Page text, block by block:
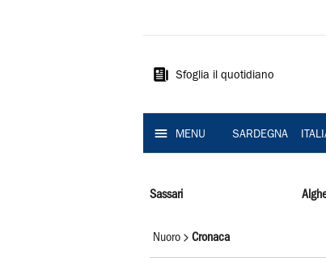
Sardegna
Sfoglia il quotidiano
MENU SARDEGNA
Sassari
Nuoro Cronaca